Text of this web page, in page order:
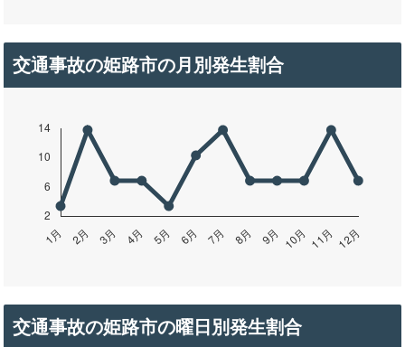
交通事故の姫路市の月別発生割合
交通事故の姫路市の曜日別発生割合